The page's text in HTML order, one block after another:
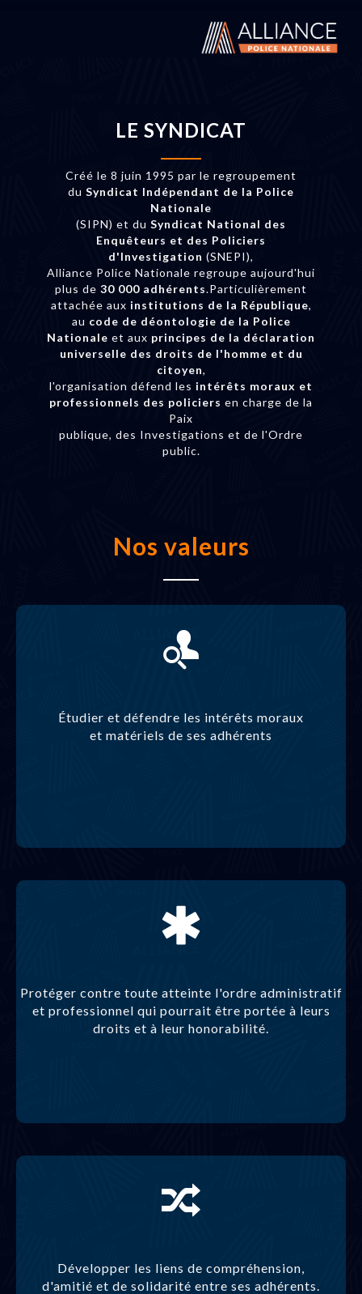
LE SYNDICAT
Créé le 8 juin 1995 par le regroupement
du Syndicat Indépendant de la Police
Nationale
(SIPN) et du Syndicat National des
Enquêteurs et des Policiers
d'Investigation (SNEPI),
Alliance Police Nationale regroupe aujourd'hui
plus de 30 000 adhérents.Particulièrement
attachée aux institutions de la République,
au code de déontologie de la Police
Nationale et aux principes de la déclaration
universelle des droits de l'homme et du
citoyen,
l'organisation défend les intérêts moraux et
professionnels des policiers en charge de la
Paix
publique, des Investigations et de l'Ordre
public.
Nos valeurs
Étudier et défendre les intérêts moraux
et matériels de ses adhérents
Protéger contre toute atteinte l'ordre administratif
et professionnel qui pourrait être portée à leurs
droits et à leur honorabilité.
Développer les liens de compréhension,
d'amitié et de solidarité entre ses adhérents.